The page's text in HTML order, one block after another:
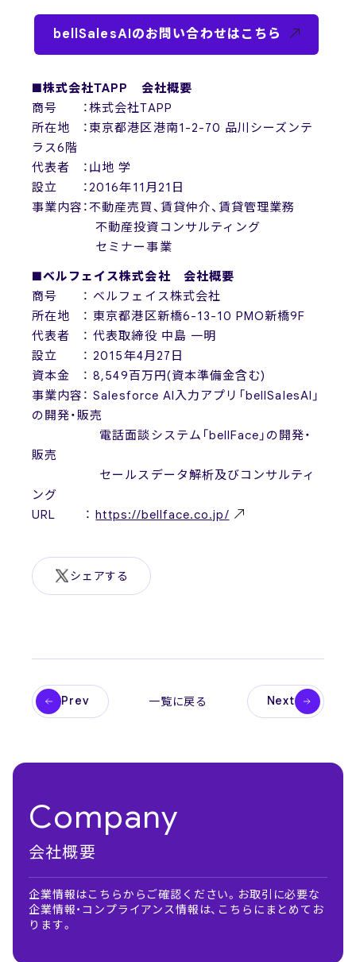
bellSalesAIのお問い合わせはこちら
■株式会社TAPP 会社概要
商号 ：株式会社TAPP
所在地 ：東京都港区港南1-2-70 品川シーズンテ
ラス6階
代表者 ：山地 学
設立 ：2016年11月21日
事業内容：不動産売買、賃貸仲介、賃貸管理業務
不動産投資コンサルティング
セミナー事業
■ベルフェイス株式会社 会社概要
商号 ： ベルフェイス株式会社
所在地 ： 東京都港区新橋6-13-10 PMO新橋9F
代表者 ： 代表取締役 中島 一明
設立 ： 2015年4月27日
資本金 ： 8,549百万円(資本準備金含む)
事業内容： Salesforce AI入力アプリ「bellSalesAI」
の開発・販売
電話面談システム「bellFace」の開発・
販売
セールスデータ解析及びコンサルティ
ング
URL ：https://bellface.co.jp/
シェアする
Prev 一覧に戻る Next
Company
会社概要
企業情報はこちらからご確認ください。お取引に必要な
企業情報・コンプライアンス情報は、こちらにまとめてお
ります。